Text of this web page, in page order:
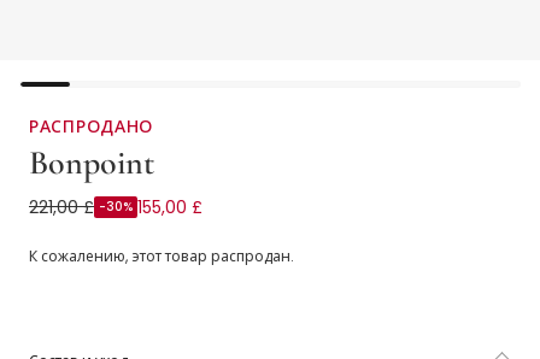
РАСПРОДАНО
Bonpoint
Blue Baby Blanket & Feeding Gift Set
221,00 £ -30% 155,00 £
К сожалению, этот товар распродан.